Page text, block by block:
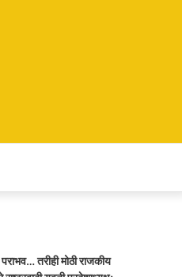
तरीही मोठी राजकीय